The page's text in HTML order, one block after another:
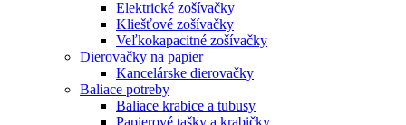
Elektrické zošívačky
Kliešťové zošívačky
Veľkokapacitné zošívačky
Dierovačky na papier
Kancelárske dierovačky
Baliace potreby
Baliace krabice a tubusy
Papierové tašky a krabičky